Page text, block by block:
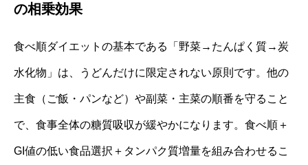
の相乗効果
食べ順ダイエットの基本である「野菜→たんぱく質→炭
水化物」は、うどんだけに限定されない原則です。他の
主食（ご飯・パンなど）や副菜・主菜の順番を守ること
で、食事全体の糖質吸収が緩やかになります。食べ順＋
GI値の低い食品選択＋タンパク質増量を組み合わせるこ